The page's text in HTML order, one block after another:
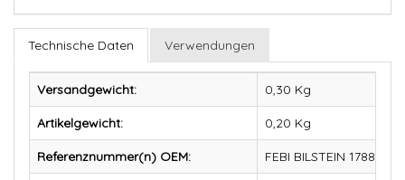
Technische Daten Verwendungen
Versandgewicht: 0,30 Kg
Artikelgewicht: 0,20 Kg
Referenznummer(n) OEM: FEBI BILSTEIN 178880,